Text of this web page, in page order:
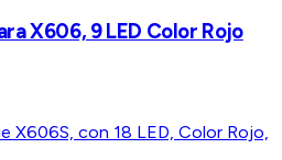
X606, 9 LED Color Rojo